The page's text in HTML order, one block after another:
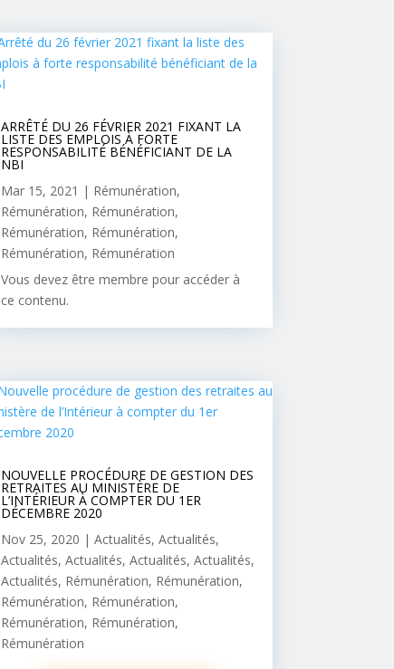
ARRÊTÉ DU 26 FÉVRIER 2021 FIXANT LA
LISTE DES EMPLOIS À FORTE
RESPONSABILITÉ BÉNÉFICIANT DE LA
NBI
Mar 15, 2021 | Rémunération,
Rémunération, Rémunération,
Rémunération, Rémunération,
Rémunération, Rémunération
Vous devez être membre pour accéder à
ce contenu.
NOUVELLE PROCÉDURE DE GESTION DES
RETRAITES AU MINISTÈRE DE
L’INTÉRIEUR À COMPTER DU 1ER
DÉCEMBRE 2020
Nov 25, 2020 | Actualités, Actualités,
Actualités, Actualités, Actualités, Actualités,
Actualités, Rémunération, Rémunération,
Rémunération, Rémunération,
Rémunération, Rémunération,
Rémunération